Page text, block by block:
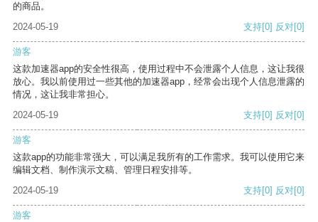
的商品。
2024-05-19
支持[0] 反对[0]
游客
这款加速器app的安全性很高，使用过程中不会泄露个人信息，这让我很
放心。我以前使用过一些其他的加速器app，经常会出现个人信息泄露的
情况，这让我非常担心。
2024-05-19
支持[0] 反对[0]
游客
这款app的功能非常强大，可以满足我所有的工作需求。我可以使用它来
编辑文档、制作演示文稿、管理日程安排等。
2024-05-19
支持[0] 反对[0]
游客